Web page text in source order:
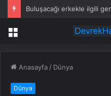
Menü
Anasayfa / Dünya
Dünya